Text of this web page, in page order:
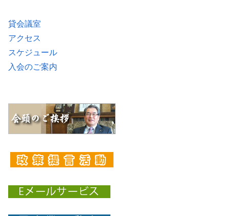
貸会議室
アクセス
スケジュール
入会のご案内